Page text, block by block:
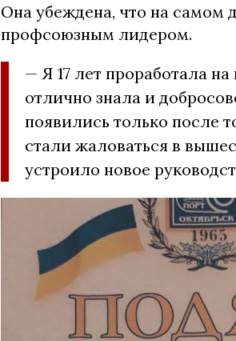
Она убеждена, что на самом
профсоюзным лидером.
— Я 17 лет проработала
отлично знала и
появились только после
стали жаловаться в
устроило новое